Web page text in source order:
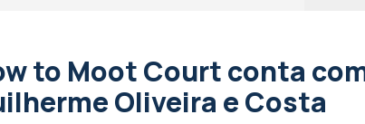
to Moot Court conta
Oliveira e Costa